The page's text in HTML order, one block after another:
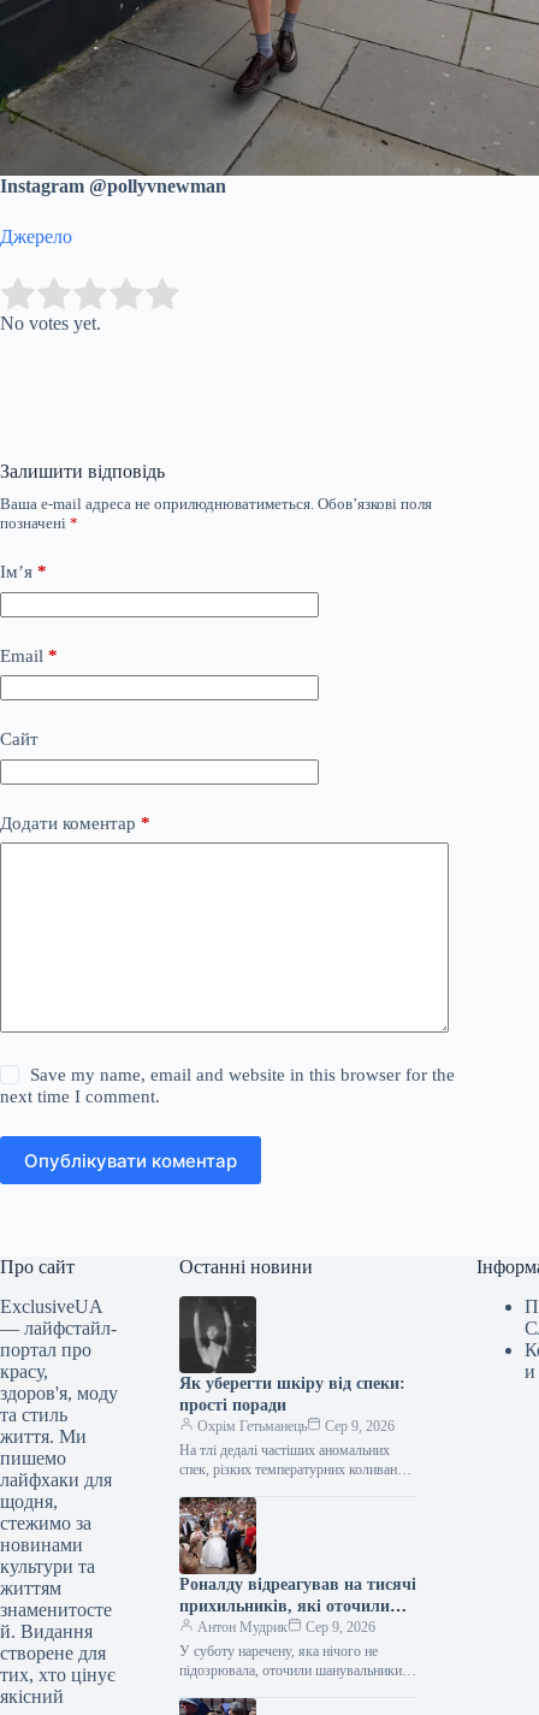
Instagram @pollyvnewman
Джерело
Rate this item:
No votes yet.
Залишити відповідь
Ваша e-mail адреса не оприлюднюватиметься. Обов’язкові поля
позначені *
Ім’я *
Email *
Сайт
Додати коментар *
Save my name, email and website in this browser for the
next time I comment.
Опублікувати коментар
Про сайт
ExclusiveUA
— лайфстайл-
портал про
красу,
здоров'я, моду
та стиль
життя. Ми
пишемо
лайфхаки для
щодня,
стежимо за
новинами
культури та
життям
знаменитосте
й. Видання
створене для
тих, хто цінує
якісний
Останні новини
Як уберегти шкіру від спеки:
прості поради
Охрім Гетьманець
Сер 9, 2026
На тлі дедалі частіших аномальних
спек, різких температурних коливань
сонячного випромінювання, наш
організм зазнає серйозних
фізіологічних…
Роналду відреагував на тисячі
прихильників, які оточили
наречену на весіллі на
Мадейрі
Антон Мудрик
Сер 9, 2026
У суботу наречену, яка нічого не
підозрювала, оточили шанувальники
кафедрального собору Фуншала (Nick
и